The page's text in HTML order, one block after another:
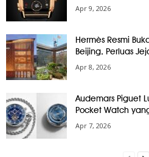
Apr 9, 2026
Hermès Resmi
Beijing, Perluas
Apr 8, 2026
Audemars Piguet
Pocket Watch
Apr 7, 2026